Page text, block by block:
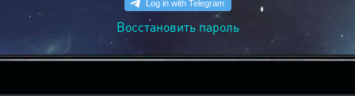
Восстановить пароль